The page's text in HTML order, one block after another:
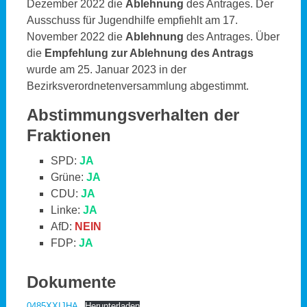
Dezember 2022 die Ablehnung des Antrages. Der
Ausschuss für Jugendhilfe empfiehlt am 17.
November 2022 die Ablehnung des Antrages. Über
die Empfehlung zur Ablehnung des Antrags
wurde am 25. Januar 2023 in der
Bezirksverordnetenversammlung abgestimmt.
Abstimmungsverhalten der
Fraktionen
SPD: JA
Grüne: JA
CDU: JA
Linke: JA
AfD: NEIN
FDP: JA
Dokumente